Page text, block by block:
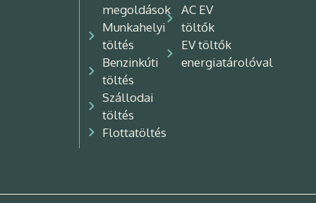
megoldások
Munkahelyi
töltés
Benzinkúti
töltés
Szállodai
töltés
Flottatöltés
AC EV
töltők
EV töltők
energiatárolóval